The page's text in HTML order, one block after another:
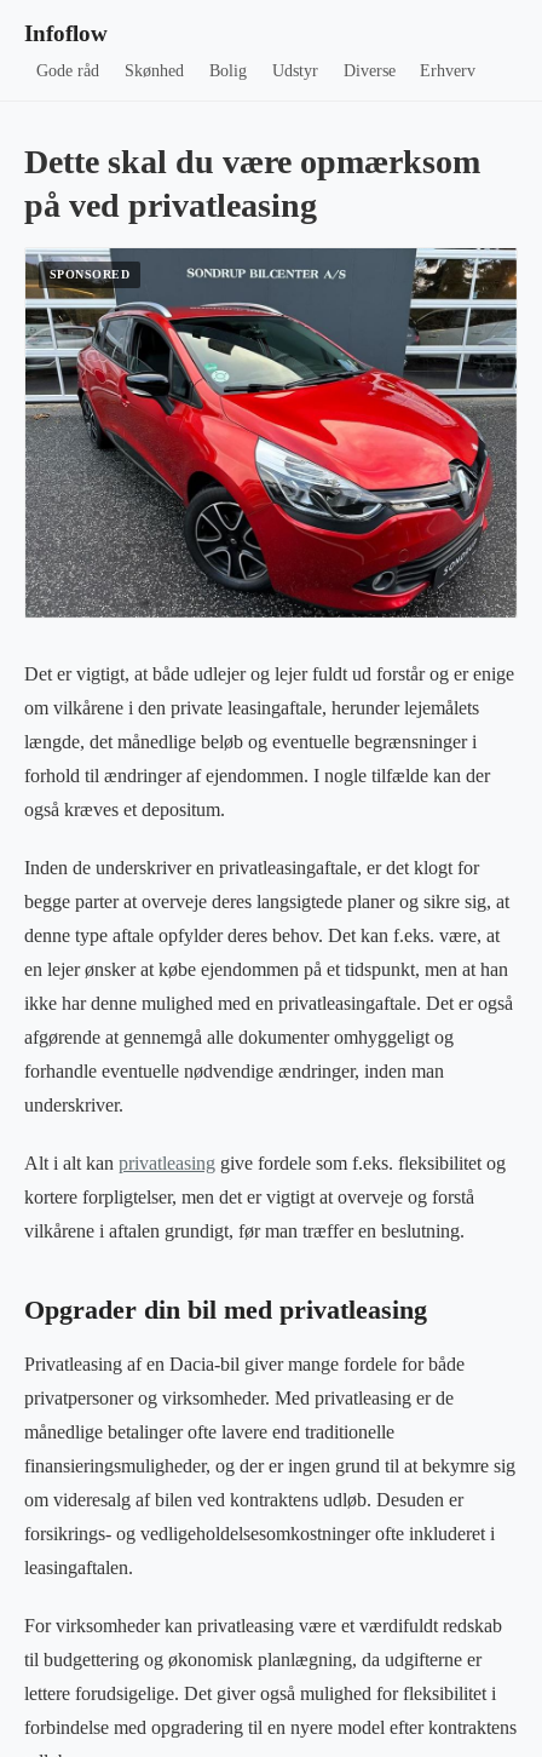
Infoflow
Gode råd Skønhed Bolig Udstyr Diverse Erhverv
Dette skal du være opmærksom
på ved privatleasing
Det er vigtigt, at både udlejer og lejer fuldt ud forstår og er enige
om vilkårene i den private leasingaftale, herunder lejemålets
længde, det månedlige beløb og eventuelle begrænsninger i
forhold til ændringer af ejendommen. I nogle tilfælde kan der
også kræves et depositum.
Inden de underskriver en privatleasingaftale, er det klogt for
begge parter at overveje deres langsigtede planer og sikre sig, at
denne type aftale opfylder deres behov. Det kan f.eks. være, at
en lejer ønsker at købe ejendommen på et tidspunkt, men at han
ikke har denne mulighed med en privatleasingaftale. Det er også
afgørende at gennemgå alle dokumenter omhyggeligt og
forhandle eventuelle nødvendige ændringer, inden man
underskriver.
Alt i alt kan privatleasing give fordele som f.eks. fleksibilitet og
kortere forpligtelser, men det er vigtigt at overveje og forstå
vilkårene i aftalen grundigt, før man træffer en beslutning.
Opgrader din bil med privatleasing
Privatleasing af en Dacia-bil giver mange fordele for både
privatpersoner og virksomheder. Med privatleasing er de
månedlige betalinger ofte lavere end traditionelle
finansieringsmuligheder, og der er ingen grund til at bekymre sig
om videresalg af bilen ved kontraktens udløb. Desuden er
forsikrings- og vedligeholdelsesomkostninger ofte inkluderet i
leasingaftalen.
For virksomheder kan privatleasing være et værdifuldt redskab
til budgettering og økonomisk planlægning, da udgifterne er
lettere forudsigelige. Det giver også mulighed for fleksibilitet i
forbindelse med opgradering til en nyere model efter kontraktens